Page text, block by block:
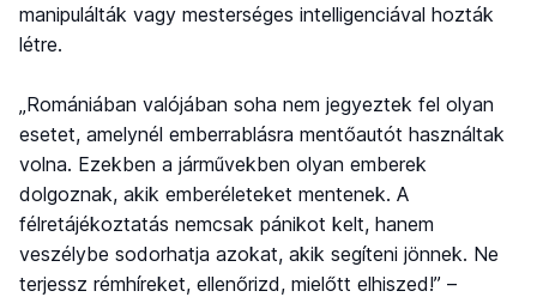
manipulálták vagy mesterséges intelligenciával hozták
létre.
„Romániában valójában soha nem jegyeztek fel olyan
esetet, amelynél emberrablásra mentőautót használtak
volna. Ezekben a járművekben olyan emberek
dolgoznak, akik emberéleteket mentenek. A
félretájékoztatás nemcsak pánikot kelt, hanem
veszélybe sodorhatja azokat, akik segíteni jönnek. Ne
terjessz rémhíreket, ellenőrizd, mielőtt elhiszed!” –